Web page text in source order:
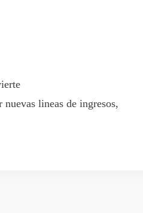
lineas de ingresos,